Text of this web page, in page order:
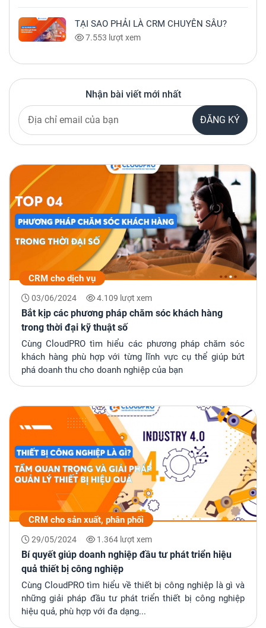
TẠI SAO PHẢI LÀ CRM CHUYÊN SÂU?
7.553 lượt xem
Nhận bài viết mới nhất
ĐĂNG KÝ
CRM cho dịch vụ
03/06/2024 4.109 lượt xem
Bắt kịp các phương pháp chăm sóc khách hàng
trong thời đại kỹ thuật số
Cùng CloudPRO tìm hiểu các phương pháp chăm sóc
khách hàng phù hợp với từng lĩnh vực cụ thể giúp bứt
phá doanh thu cho doanh nghiệp của bạn
CRM cho sản xuất, phân phối
29/05/2024 1.364 lượt xem
Bí quyết giúp doanh nghiệp đầu tư phát triển hiệu
quả thiết bị công nghiệp
Cùng CloudPRO tìm hiểu về thiết bị công nghiệp là gì và
những giải pháp đầu tư phát triển thiết bị công nghiệp
hiệu quả, phù hợp với đa dạng...